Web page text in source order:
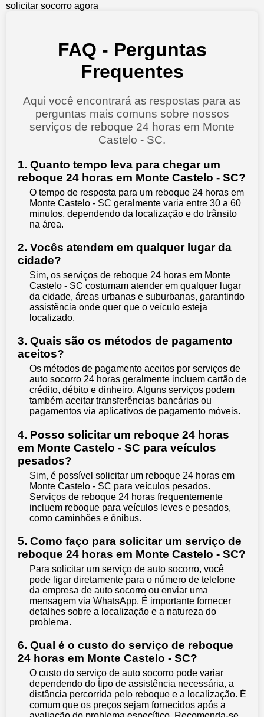
solicitar socorro agora
FAQ - Perguntas
Frequentes
Aqui você encontrará as respostas para as
perguntas mais comuns sobre nossos
serviços de reboque 24 horas em Monte
Castelo - SC.
1. Quanto tempo leva para chegar um
reboque 24 horas em Monte Castelo - SC?
O tempo de resposta para um reboque 24 horas em
Monte Castelo - SC geralmente varia entre 30 a 60
minutos, dependendo da localização e do trânsito
na área.
2. Vocês atendem em qualquer lugar da
cidade?
Sim, os serviços de reboque 24 horas em Monte
Castelo - SC costumam atender em qualquer lugar
da cidade, áreas urbanas e suburbanas, garantindo
assistência onde quer que o veículo esteja
localizado.
3. Quais são os métodos de pagamento
aceitos?
Os métodos de pagamento aceitos por serviços de
auto socorro 24 horas geralmente incluem cartão de
crédito, débito e dinheiro. Alguns serviços podem
também aceitar transferências bancárias ou
pagamentos via aplicativos de pagamento móveis.
4. Posso solicitar um reboque 24 horas
em Monte Castelo - SC para veículos
pesados?
Sim, é possível solicitar um reboque 24 horas em
Monte Castelo - SC para veículos pesados.
Serviços de reboque 24 horas frequentemente
incluem reboque para veículos leves e pesados,
como caminhões e ônibus.
5. Como faço para solicitar um serviço de
reboque 24 horas em Monte Castelo - SC?
Para solicitar um serviço de auto socorro, você
pode ligar diretamente para o número de telefone
da empresa de auto socorro ou enviar uma
mensagem via WhatsApp. É importante fornecer
detalhes sobre a localização e a natureza do
problema.
6. Qual é o custo do serviço de reboque
24 horas em Monte Castelo - SC?
O custo do serviço de auto socorro pode variar
dependendo do tipo de assistência necessária, a
distância percorrida pelo reboque e a localização. É
comum que os preços sejam fornecidos após a